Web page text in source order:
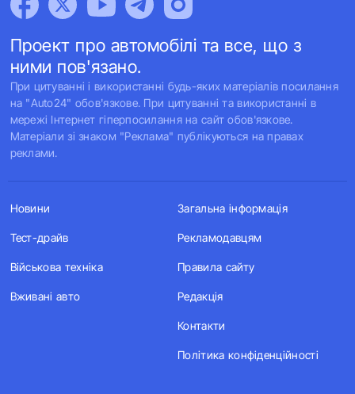
Проект про автомобілі та все, що з
ними пов'язано.
При цитуванні і використанні будь-яких матеріалів посилання
на "Auto24" обов'язкове. При цитуванні та використанні в
мережі Інтернет гіперпосилання на сайт обов'язкове.
Матеріали зі знаком "Реклама" публікуються на правах
реклами.
Новини
Тест-драйв
Військова техніка
Вживані авто
Загальна інформація
Рекламодавцям
Правила сайту
Редакція
Контакти
Політика конфіденційності